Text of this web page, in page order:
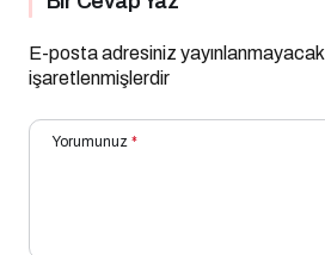
E-posta adresiniz
işaretlenmişlerdir
Yorumunuz *